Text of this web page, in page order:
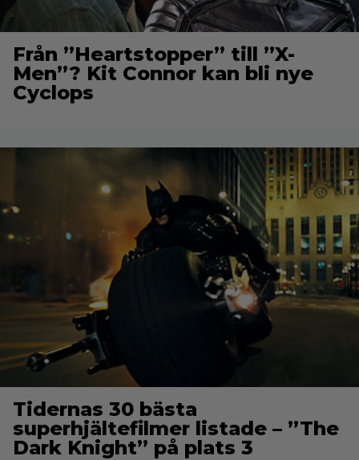
Från ”Heartstopper” till ”X-
Men”? Kit Connor kan bli nye
Cyclops
Tidernas 30 bästa
superhjältefilmer listade – ”The
Dark Knight” på plats 3